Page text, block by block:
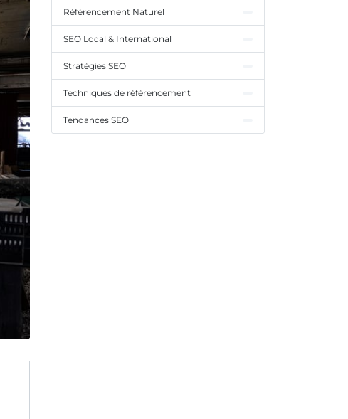
Référencement Naturel
SEO Local & International
Stratégies SEO
Techniques de référencement
Tendances SEO